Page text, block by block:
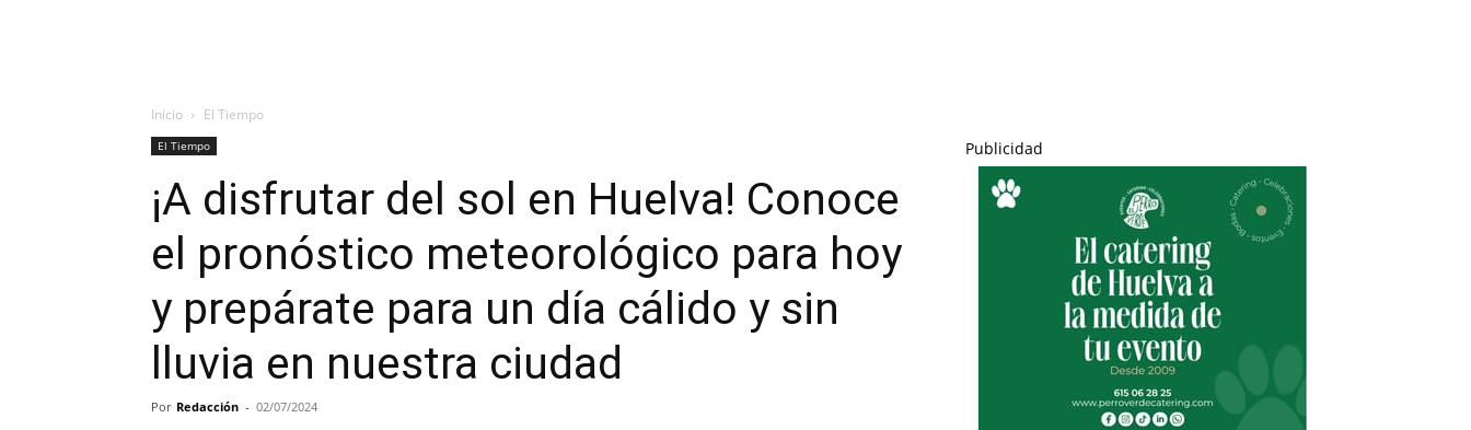
Inicio El Tiempo
El Tiempo
¡A disfrutar del sol en Huelva! Conoce
el pronóstico meteorológico para hoy
y prepárate para un día cálido y sin
lluvia en nuestra ciudad
Por Redacción - 02/07/2024
Publicidad